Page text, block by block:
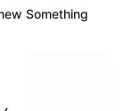
Something